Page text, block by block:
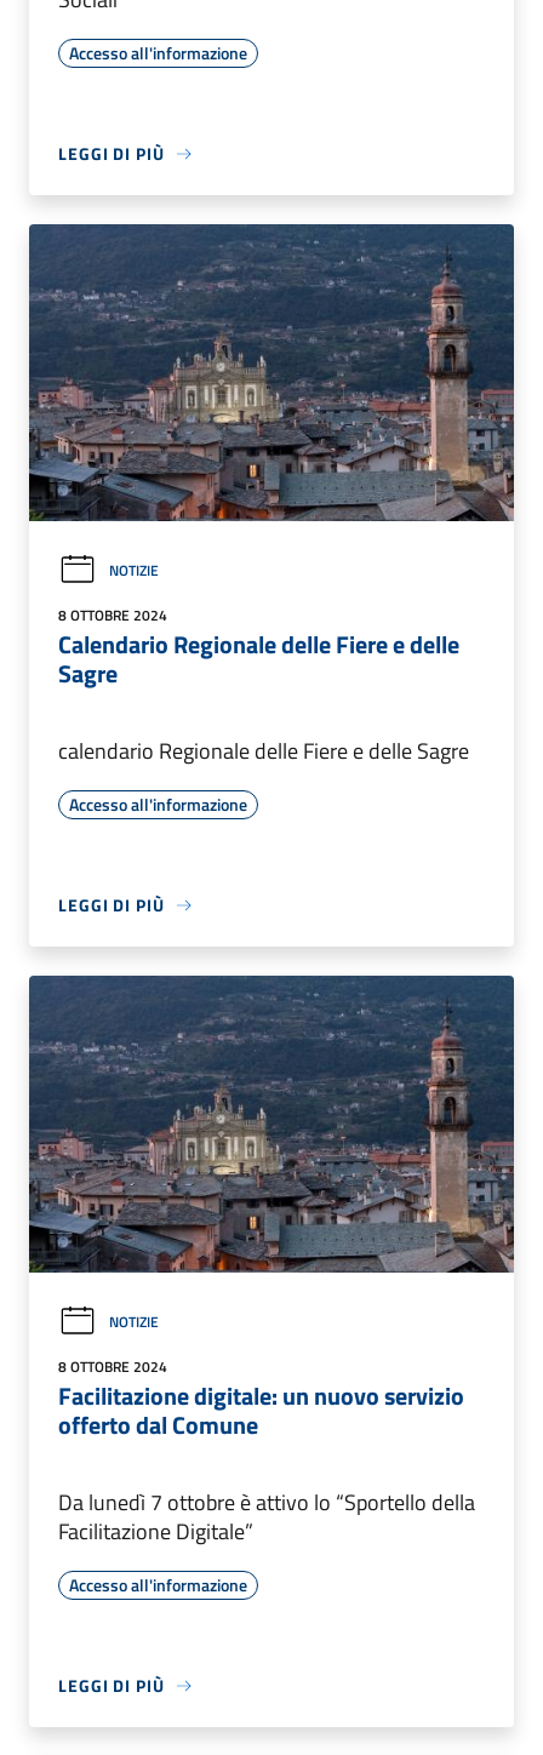
Accesso all'informazione
LEGGI DI PIÙ
NOTIZIE
8 OTTOBRE 2024
Calendario Regionale delle Fiere e delle
Sagre
calendario Regionale delle Fiere e delle Sagre
Accesso all'informazione
LEGGI DI PIÙ
NOTIZIE
8 OTTOBRE 2024
Facilitazione digitale: un nuovo servizio
offerto dal Comune
Da lunedì 7 ottobre è attivo lo “Sportello della
Facilitazione Digitale”
Accesso all'informazione
LEGGI DI PIÙ